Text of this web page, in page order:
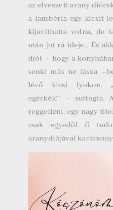
az elveszett arany
a lambéria egy kicsit
kijavíthatta volna, de
után jut rá ideje… És
diót – hogy a
senki más ne lássa
lévő kicsi lyukon.
egérkék!” – suttogta.
reggelizni, egy nagy
csak egyedül ő
aranydiójával